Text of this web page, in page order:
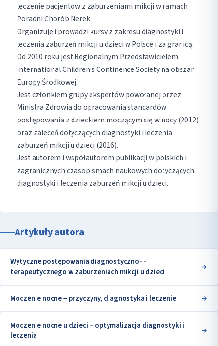
leczenie pacjentów z zaburzeniami mikcji w ramach
Poradni Chorób Nerek.
Organizuje i prowadzi kursy z zakresu diagnostyki i
leczenia zaburzeń mikcji u dzieci w Polsce i za granicą.
Od 2010 roku jest Regionalnym Przedstawicielem
International Children’s Continence Society na obszar
Europy Środkowej.
Jest członkiem grupy ekspertów powołanej przez
Ministra Zdrowia do opracowania standardów
postępowania z dzieckiem moczącym się w nocy (2012)
oraz zaleceń dotyczących diagnostyki i leczenia
zaburzeń mikcji u dzieci (2016).
Jest autorem i współautorem publikacji w polskich i
zagranicznych czasopismach naukowych dotyczących
diagnostyki i leczenia zaburzeń mikcji u dzieci.
Artykuły autora
Wytyczne postępowania diagnostyczno- -
terapeutycznego w zaburzeniach mikcji u dzieci
Moczenie nocne − przyczyny, diagnostyka i leczenie
Moczenie nocne u dzieci – optymalizacja diagnostyki i
leczenia